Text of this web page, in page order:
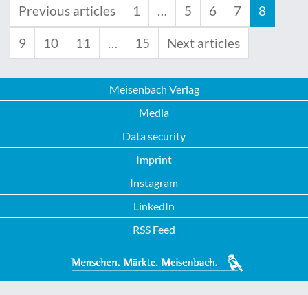
Previous articles 1 … 5 6 7 8
9 10 11 … 15 Next articles
Meisenbach Verlag
Media
Data security
Imprint
Instagram
LinkedIn
RSS Feed